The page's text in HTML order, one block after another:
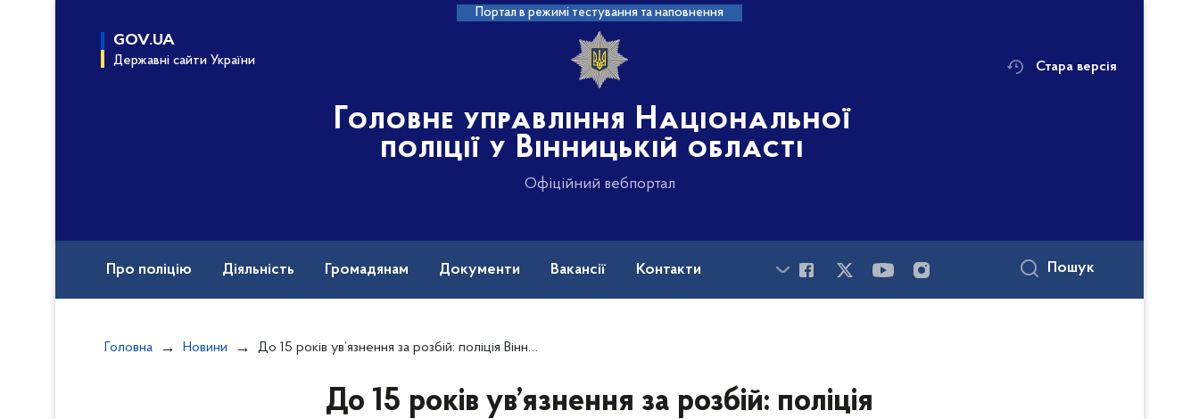
Портал в режимі тестування та наповнення
GOV.UA
Державні сайти України
Головне управління Національної
поліції у Вінницькій області
Офіційний вебпортал
Стара версія
Про поліцію Діяльність Громадянам Документи Вакансії Контакти Пошук
Головна Новини До 15 років ув’язнення за розбій: поліція Вінниччини повідомила про підозру групі зловмисників
До 15 років ув’язнення за розбій: поліція